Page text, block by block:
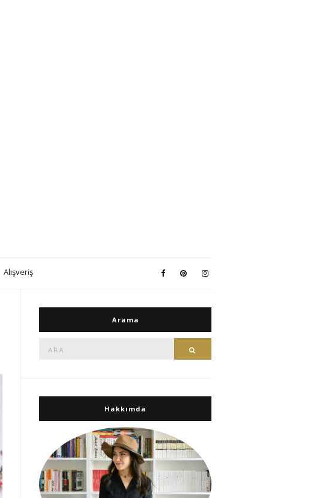
Alışveriş
Arama
Hakkımda